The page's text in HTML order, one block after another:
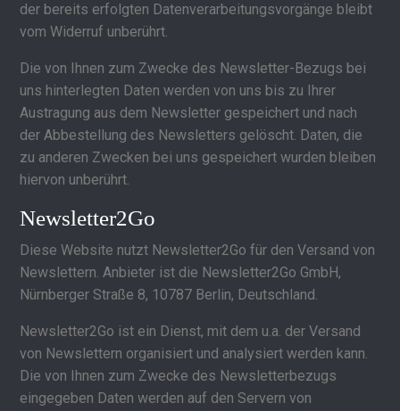
der bereits erfolgten Datenverarbeitungsvorgänge bleibt
vom Widerruf unberührt.
Die von Ihnen zum Zwecke des Newsletter-Bezugs bei
uns hinterlegten Daten werden von uns bis zu Ihrer
Austragung aus dem Newsletter gespeichert und nach
der Abbestellung des Newsletters gelöscht. Daten, die
zu anderen Zwecken bei uns gespeichert wurden bleiben
hiervon unberührt.
Newsletter2Go
Diese Website nutzt Newsletter2Go für den Versand von
Newslettern. Anbieter ist die Newsletter2Go GmbH,
Nürnberger Straße 8, 10787 Berlin, Deutschland.
Newsletter2Go ist ein Dienst, mit dem u.a. der Versand
von Newslettern organisiert und analysiert werden kann.
Die von Ihnen zum Zwecke des Newsletterbezugs
eingegeben Daten werden auf den Servern von